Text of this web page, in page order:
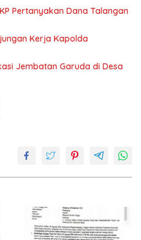
Pertanyakan Dana Talangan
Kerja Kapolda
Jembatan Garuda di Desa